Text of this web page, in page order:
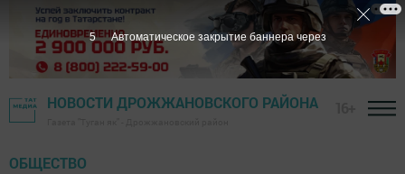
НОВОСТИ ДРОЖЖАНОВСКОГО РАЙОНА
ОБЩЕСТВО
4 Автоматическое закрытие баннера через